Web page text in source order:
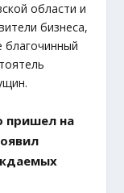
области и
бизнеса,
благочинный
пришел на